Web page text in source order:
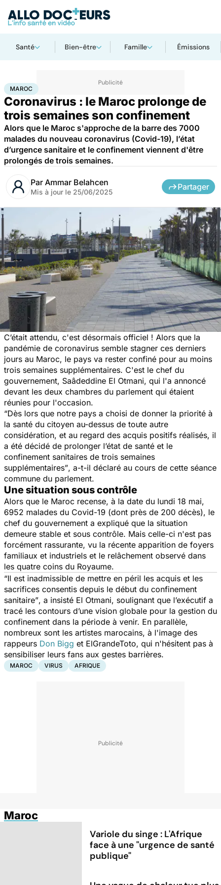
Santé Bien-être Famille Émissions
AccueilSanté Maladies infectieuses
MAROC
Coronavirus : le Maroc prolonge de
trois semaines son confinement
Alors que le Maroc s'approche de la barre des 7000
malades du nouveau coronavirus (Covid-19), l’état
d’urgence sanitaire et le confinement viennent d'être
prolongés de trois semaines.
Par Ammar Belahcen
Mis à jour le 25/06/2025
Partager
C’était attendu, c'est désormais officiel ! Alors que la
pandémie de coronavirus semble stagner ces derniers
jours au Maroc, le pays va rester confiné pour au moins
trois semaines supplémentaires. C'est le chef du
gouvernement, Saâdeddine El Otmani, qui l'a annoncé
devant les deux chambres du parlement qui étaient
réunies pour l'occasion.
“Dès lors que notre pays a choisi de donner la priorité à
la santé du citoyen au-dessus de toute autre
considération, et au regard des acquis positifs réalisés, il
a été décidé de prolonger l’état de santé et le
confinement sanitaires de trois semaines
supplémentaires”, a-t-il déclaré au cours de cette séance
commune du parlement.
Une situation sous contrôle
Alors que le Maroc recense, à la date du lundi 18 mai,
6952 malades du Covid-19 (dont près de 200 décès), le
chef du gouvernement a expliqué que la situation
demeure stable et sous contrôle. Mais celle-ci n'est pas
forcément rassurante, vu la récente apparition de foyers
familiaux et industriels et le relâchement observé dans
les quatre coins du Royaume.
“Il est inadmissible de mettre en péril les acquis et les
sacrifices consentis depuis le début du confinement
sanitaire”, a insisté El Otmani, soulignant que l’exécutif a
tracé les contours d’une vision globale pour la gestion du
confinement dans la période à venir. En parallèle,
nombreux sont les artistes marocains, à l'image des
rappeurs Don Bigg et ElGrandeToto, qui n'hésitent pas à
sensibiliser leurs fans aux gestes barrières.
MAROC VIRUS AFRIQUE
Maroc
Variole du singe : L'Afrique
face à une "urgence de santé
publique"